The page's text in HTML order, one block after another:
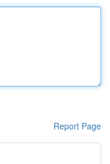
Report Page